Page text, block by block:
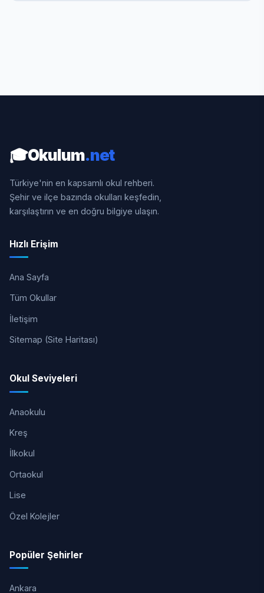
🎓Okulum.net
Türkiye'nin en kapsamlı okul rehberi.
Şehir ve ilçe bazında okulları keşfedin,
karşılaştırın ve en doğru bilgiye ulaşın.
Hızlı Erişim
Ana Sayfa
Tüm Okullar
İletişim
Sitemap (Site Haritası)
Okul Seviyeleri
Anaokulu
Kreş
İlkokul
Ortaokul
Lise
Özel Kolejler
Popüler Şehirler
Ankara